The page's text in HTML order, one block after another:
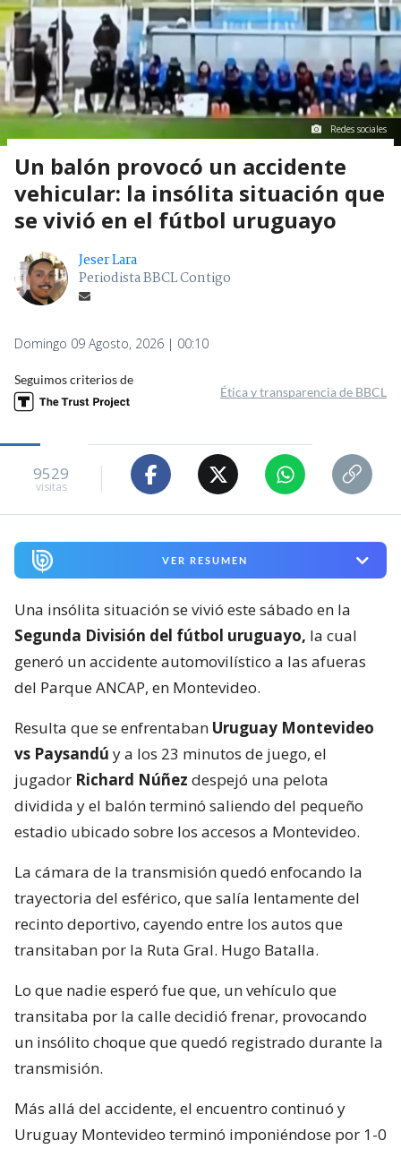
Redes sociales
Un balón provocó un accidente
vehicular: la insólita situación que
se vivió en el fútbol uruguayo
Jeser Lara
Periodista BBCL Contigo
Domingo 09 Agosto, 2026 | 00:10
Seguimos criterios de
Ética y transparencia de BBCL
9529
visitas
VER RESUMEN
Una insólita situación se vivió este sábado en la
Segunda División del fútbol uruguayo, la cual
generó un accidente automovilístico a las afueras
del Parque ANCAP, en Montevideo.
Resulta que se enfrentaban Uruguay Montevideo
vs Paysandú y a los 23 minutos de juego, el
jugador Richard Núñez despejó una pelota
dividida y el balón terminó saliendo del pequeño
estadio ubicado sobre los accesos a Montevideo.
La cámara de la transmisión quedó enfocando la
trayectoria del esférico, que salía lentamente del
recinto deportivo, cayendo entre los autos que
transitaban por la Ruta Gral. Hugo Batalla.
Lo que nadie esperó fue que, un vehículo que
transitaba por la calle decidió frenar, provocando
un insólito choque que quedó registrado durante la
transmisión.
Más allá del accidente, el encuentro continuó y
Uruguay Montevideo terminó imponiéndose por 1-0